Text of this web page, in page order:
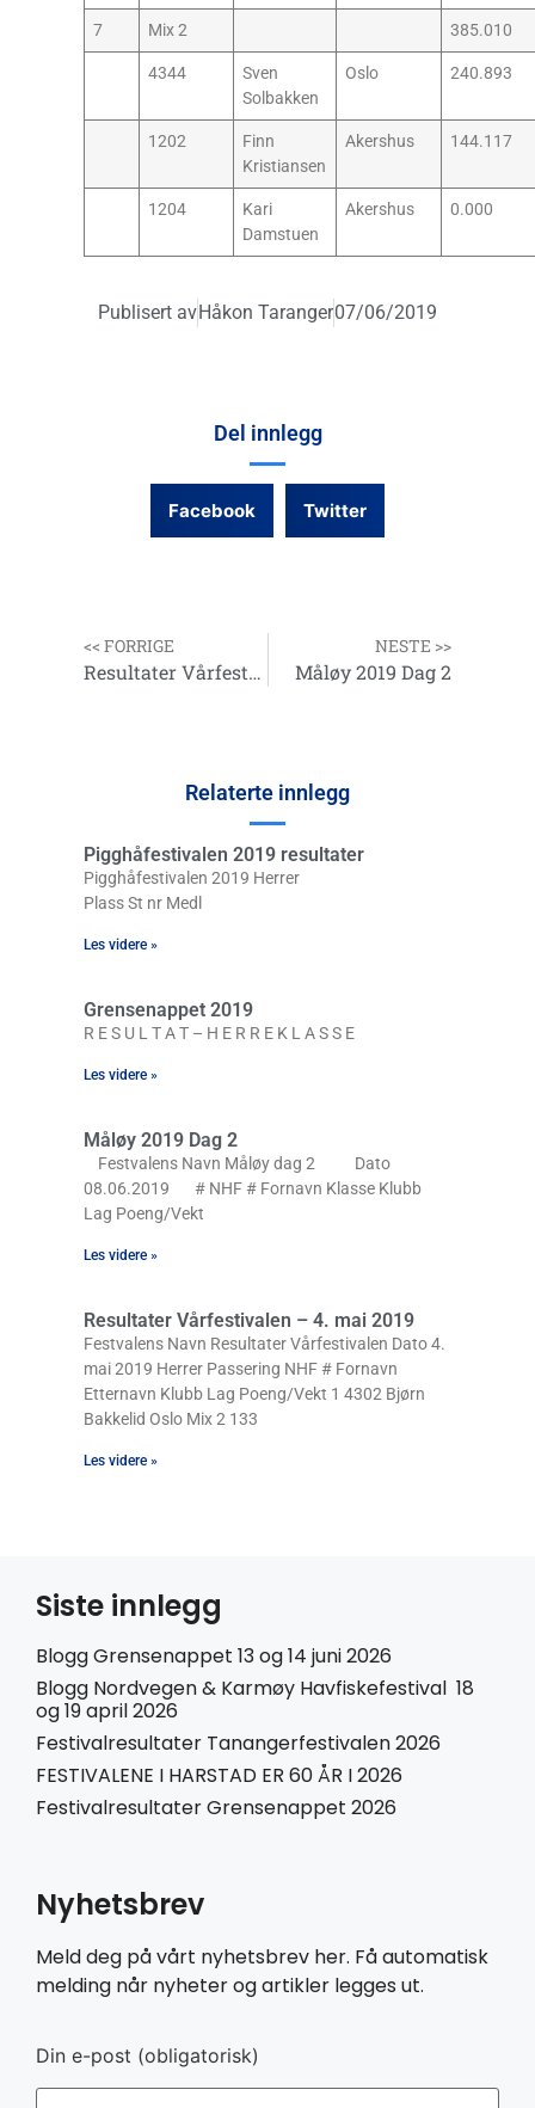
7 Mix 2 385.010
4344
Sven
Solbakken
Oslo 240.893
1202
Finn
Kristiansen
Akershus 144.117
1204
Kari
Damstuen
Akershus 0.000
Publisert avHåkon Taranger07/06/2019
Del innlegg
Facebook Twitter
<< FORRIGE
Resultater Vårfestivalen – 4. mai 2019
NESTE >>
Måløy 2019 Dag 2
Relaterte innlegg
Pigghåfestivalen 2019 resultater
Pigghåfestivalen 2019 Herrer
Plass St nr Medl
Les videre »
Grensenappet 2019
R E S U L T A T – H E R R E K L A S S E
Les videre »
Måløy 2019 Dag 2
Festvalens Navn Måløy dag 2 Dato
08.06.2019 # NHF # Fornavn Klasse Klubb
Lag Poeng/Vekt
Les videre »
Resultater Vårfestivalen – 4. mai 2019
Festvalens Navn Resultater Vårfestivalen Dato 4.
mai 2019 Herrer Passering NHF # Fornavn
Etternavn Klubb Lag Poeng/Vekt 1 4302 Bjørn
Bakkelid Oslo Mix 2 133
Les videre »
Siste innlegg
Blogg Grensenappet 13 og 14 juni 2026
Blogg Nordvegen & Karmøy Havfiskefestival 18
og 19 april 2026
Festivalresultater Tanangerfestivalen 2026
FESTIVALENE I HARSTAD ER 60 ÅR I 2026
Festivalresultater Grensenappet 2026
Nyhetsbrev
Meld deg på vårt nyhetsbrev her. Få automatisk
melding når nyheter og artikler legges ut.
Din e-post (obligatorisk)